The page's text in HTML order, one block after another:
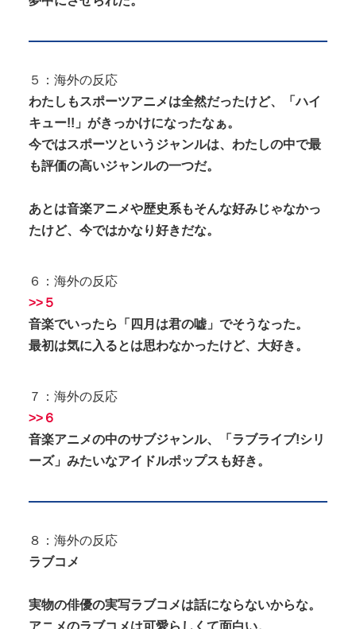
５：海外の反応
わたしもスポーツアニメは全然だったけど、「ハイ
キュー!!」がきっかけになったなぁ。
今ではスポーツというジャンルは、わたしの中で最
も評価の高いジャンルの一つだ。
あとは音楽アニメや歴史系もそんな好みじゃなかっ
たけど、今ではかなり好きだな。
６：海外の反応
>>５
音楽でいったら「四月は君の嘘」でそうなった。
最初は気に入るとは思わなかったけど、大好き。
７：海外の反応
>>６
音楽アニメの中のサブジャンル、「ラブライブ!シリ
ーズ」みたいなアイドルポップスも好き。
８：海外の反応
ラブコメ
実物の俳優の実写ラブコメは話にならないからな。
アニメのラブコメは可愛らしくて面白い。